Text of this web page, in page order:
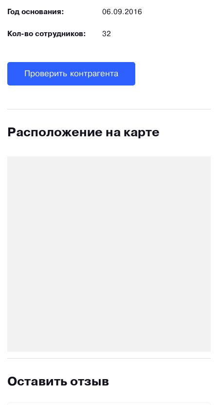
Год основания: 06.09.2016
Кол-во сотрудников: 32
Проверить контрагента
Расположение на карте
Оставить отзыв